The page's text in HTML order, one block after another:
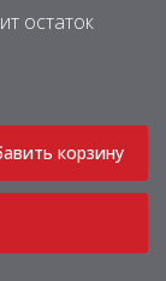
остаток
корзину